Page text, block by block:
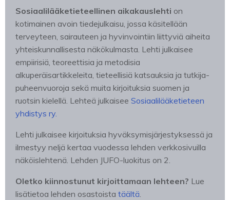
Sosiaalilääketieteellinen aikakauslehti on
kotimainen avoin tiedejulkaisu, jossa käsitellään
terveyteen, sairauteen ja hyvinvointiin liittyviä aiheita
yhteiskunnallisesta näkökulmasta. Lehti julkaisee
empiirisiä, teoreettisia ja metodisia
alkuperäisartikkeleita, tieteellisiä katsauksia ja tutkija-
puheenvuoroja sekä muita kirjoituksia suomen ja
ruotsin kielellä. Lehteä julkaisee Sosiaalilääketieteen
yhdistys ry.
Lehti julkaisee kirjoituksia hyväksymisjärjestyksessä ja
ilmestyy neljä kertaa vuodessa lehden verkkosivuilla
näköislehtenä. Lehden JUFO-luokitus on 2.
Oletko kiinnostunut kirjoittamaan lehteen? Lue
lisätietoa lehden osastoista täältä.